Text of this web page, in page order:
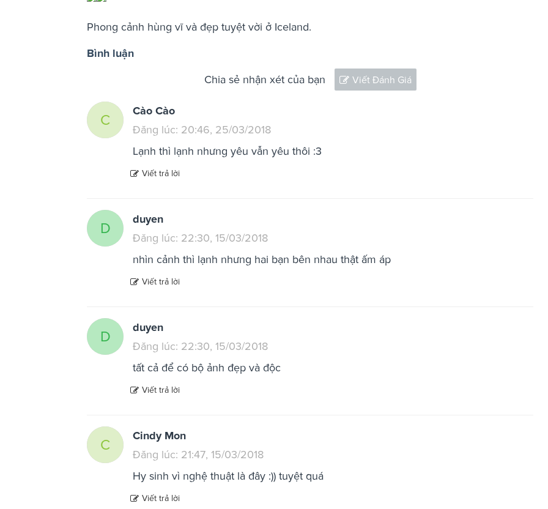
Phong cảnh hùng vĩ và đẹp tuyệt vời ở Iceland.
Bình luận
Chia sẻ nhận xét của bạn Viết Đánh Giá
C
Cào Cào
Đăng lúc: 20:46, 25/03/2018
Lạnh thì lạnh nhưng yêu vẫn yêu thôi :3
Viết trả lời
D
duyen
Đăng lúc: 22:30, 15/03/2018
nhìn cảnh thì lạnh nhưng hai bạn bên nhau thật ấm áp
Viết trả lời
D
duyen
Đăng lúc: 22:30, 15/03/2018
tất cả để có bộ ảnh đẹp và độc
Viết trả lời
C
Cindy Mon
Đăng lúc: 21:47, 15/03/2018
Hy sinh vì nghệ thuật là đây :)) tuyệt quá
Viết trả lời